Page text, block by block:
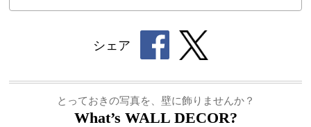
シェア
とっておきの写真を、壁に飾りませんか？
What’s WALL DECOR?